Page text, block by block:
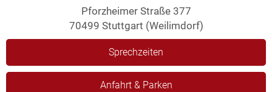
Pforzheimer Straße 377
70499 Stuttgart (Weilimdorf)
Sprechzeiten
Anfahrt & Parken